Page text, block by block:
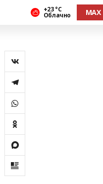
+23 °С
Облачно MAX